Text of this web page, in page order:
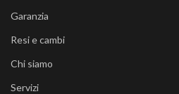
Garanzia
Resi e cambi
Chi siamo
Servizi